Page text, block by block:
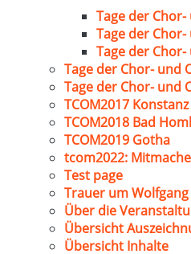
Tage der
Tage der
Tage der
Tage der Chor- und
Tage der Chor- und
TCOM2017 Konstanz
TCOM2018 Bad
TCOM2019 Gotha
tcom2022:
Test page
Trauer um
Über die
Übersicht
Übersicht Inhalte